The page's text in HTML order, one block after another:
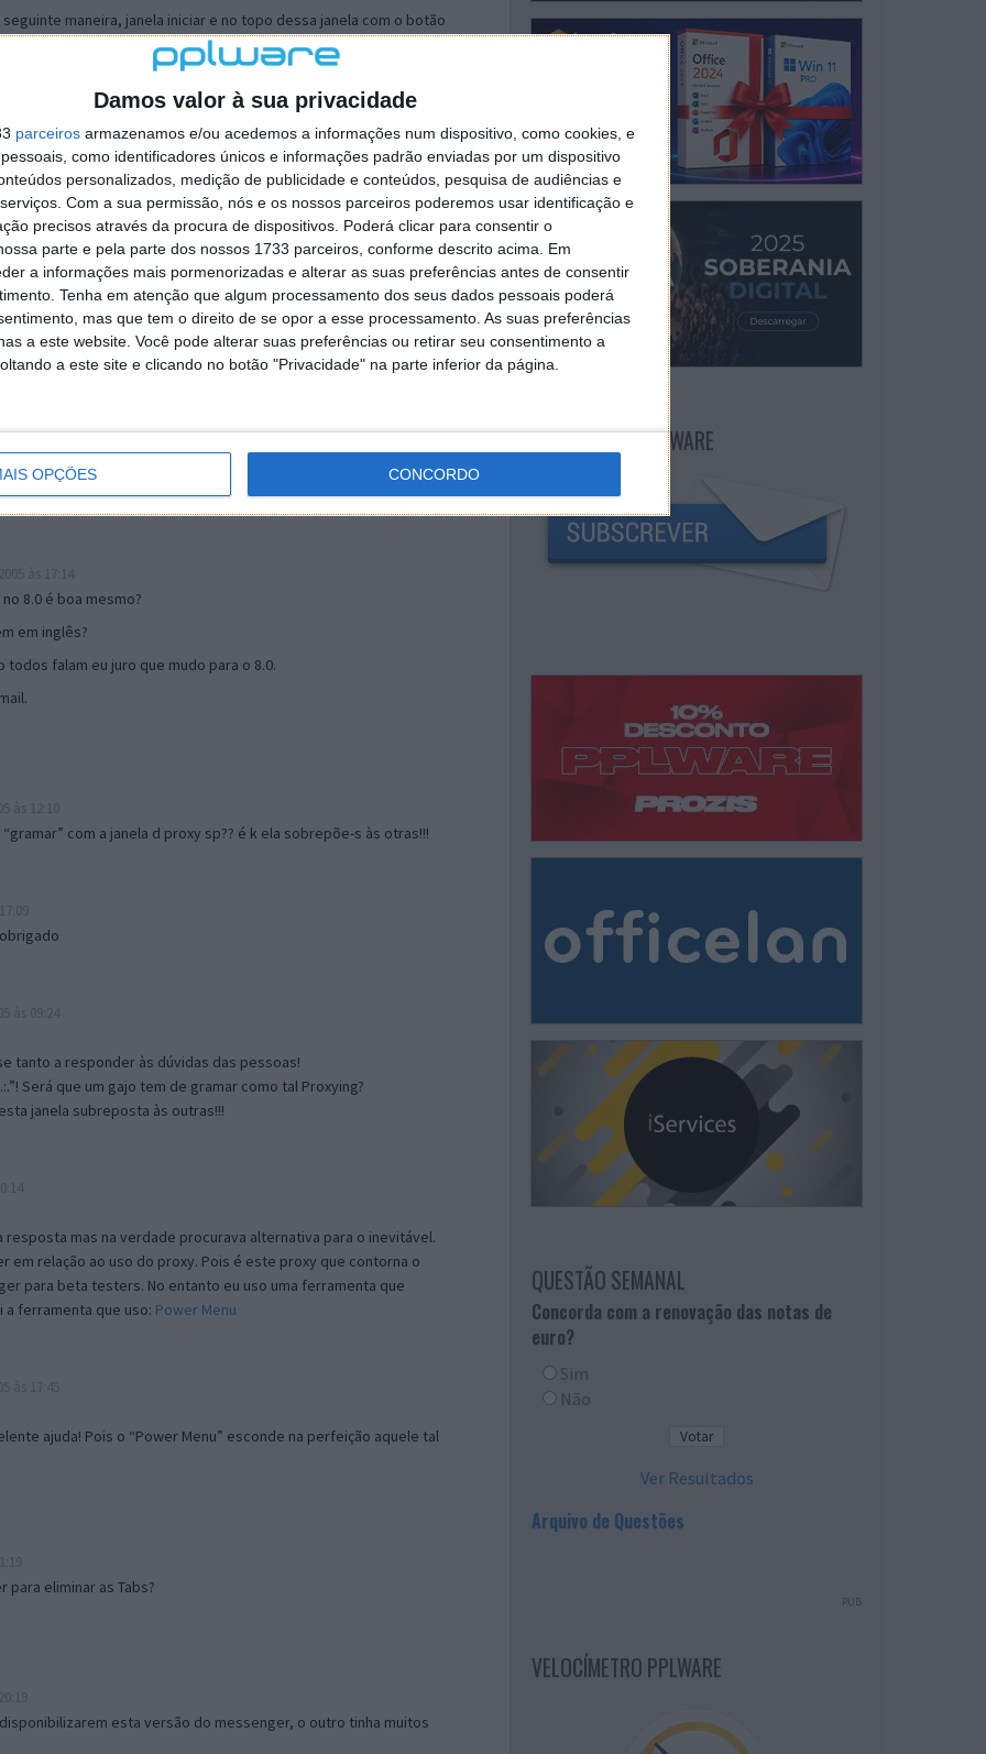
Damos valor à sua privacidade
parceiros armazenamos e/ou acedemos a informações num dispositivo, como cookies, e
como identificadores únicos e informações padrão enviadas por um dispositivo
personalizados, medição de publicidade e conteúdos, pesquisa de audiências e
Com a sua permissão, nós e os nossos parceiros poderemos usar identificação e
precisos através da procura de dispositivos. Poderá clicar para consentir o
parte e pela parte dos nossos 1733 parceiros, conforme descrito acima. Em
a informações mais pormenorizadas e alterar as suas preferências antes de consentir
Tenha em atenção que algum processamento dos seus dados pessoais poderá
mas que tem o direito de se opor a esse processamento. As suas preferências
a este website. Você pode alterar suas preferências ou retirar seu consentimento a
a este site e clicando no botão "Privacidade" na parte inferior da página.
OPÇÕES CONCORDO
maneira, janela iniciar e no topo dessa janela com o botão
separador Menu ‘Iniciar’ clica no botão ‘Personalizar’ aí
escolheres o Browser com que queres navegar e o gestor de
ao teu Firefox e nas ferramentas ou tools escolhes ‘Opções’ ou
e logo perto do fim encontras um local para colocares um visto
é o browser predefinido.
mail algum.
17:00
8.0 é boa mesmo?
em inglês?
falam eu juro que mudo para o 8.0.
com a janela d proxy sp?? é k ela sobrepõe-s às otras!!!
tanto a responder às dúvidas das pessoas!
Será que um gajo tem de gramar como tal Proxying?
janela subreposta às outras!!!
mas na verdade procurava alternativa para o inevitável.
em relação ao uso do proxy. Pois é este proxy que contorna o
para beta testers. No entanto eu uso uma ferramenta que
ferramenta que uso: Power Menu
ajuda! Pois o “Power Menu” esconde na perfeição aquele tal
para eliminar as Tabs?
esta versão do messenger, o outro tinha muitos
NEWSLETTER PPLWARE
QUESTÃO SEMANAL
Concorda com a renovação das notas de
euro?
Sim
Não
Ver Resultados
Arquivo de Questões
PUB
VELOCÍMETRO PPLWARE